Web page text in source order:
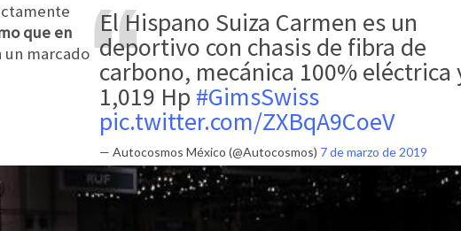
El Hispano Suiza Carmen es un
deportivo con chasis de fibra de
carbono, mecánica 100% eléctrica
1,019 Hp #GimsSwiss
pic.twitter.com/ZXBqA9CoeV
— Autocosmos México (@Autocosmos) 7 de marzo de 2019
que en
un marcado